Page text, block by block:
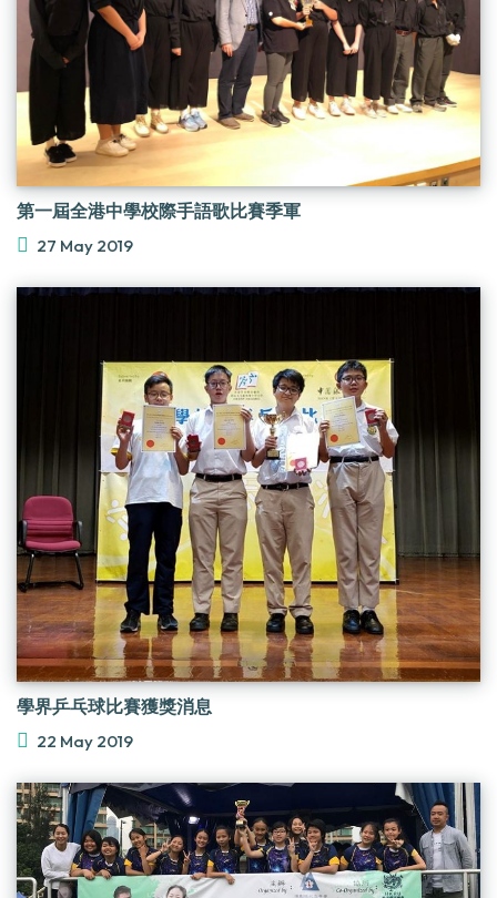
第一屆全港中學校際手語歌比賽季軍
27 May 2019
學界乒乓球比賽獲獎消息
22 May 2019